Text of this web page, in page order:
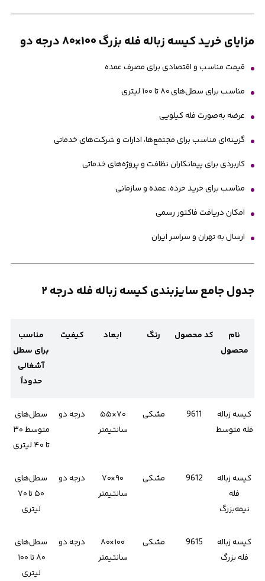
مزایای خرید کیسه زباله فله بزرگ ۱۰۰×۸۰ درجه دو
قیمت مناسب و اقتصادی برای مصرف عمده
مناسب برای سطل‌های ۸۰ تا ۱۰۰ لیتری
عرضه به‌صورت فله کیلویی
گزینه‌ای مناسب برای مجتمع‌ها، ادارات و شرکت‌های خدماتی
کاربردی برای پیمانکاران نظافت و پروژه‌های خدماتی
مناسب برای خرید خرده، عمده و سازمانی
امکان دریافت فاکتور رسمی
ارسال به تهران و سراسر ایران
جدول جامع سایزبندی کیسه زباله فله درجه ۲
نام
محصول
کد محصول رنگ ابعاد کیفیت
مناسب
برای سطل
آشغالی
حدوداً
کیسه زباله
فله متوسط
9611 مشکی
۷۰×۵۵
سانتیمتر
درجه دو
سطل‌های
متوسط ۳۰
تا ۴۰ لیتری
کیسه زباله
فله
نیمه‌بزرگ
9612 مشکی
۹۰×۷۰
سانتیمتر
درجه دو
سطل‌های
۵۰ تا ۷۰
لیتری
کیسه زباله
فله بزرگ
9615 مشکی
۱۰۰×۸۰
سانتیمتر
درجه دو
سطل‌های
۸۰ تا ۱۰۰
لیتری